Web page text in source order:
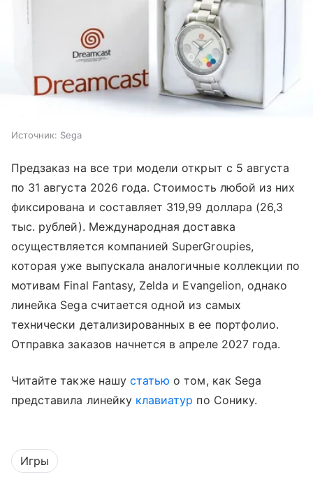
Источник: Sega
Предзаказ на все три модели открыт с 5 августа
по 31 августа 2026 года. Стоимость любой из них
фиксирована и составляет 319,99 доллара (26,3
тыс. рублей). Международная доставка
осуществляется компанией SuperGroupies,
которая уже выпускала аналогичные коллекции по
мотивам Final Fantasy, Zelda и Evangelion, однако
линейка Sega считается одной из самых
технически детализированных в ее портфолио.
Отправка заказов начнется в апреле 2027 года.
Читайте также нашу статью о том, как Sega
представила линейку клавиатур по Сонику.
Игры